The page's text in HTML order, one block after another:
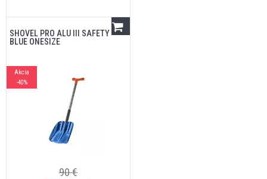
SHOVEL PRO ALU III SAFETY
BLUE ONESIZE
Akcia
-40%
90 €